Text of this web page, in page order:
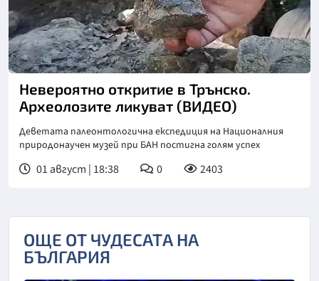
Невероятно откритие в Трънско.
Археолозите ликуват (ВИДЕО)
Деветата палеонтологична експедиция на Националния
природонаучен музей при БАН постигна голям успех
01 август | 18:38 0 2403
ОЩЕ ОТ ЧУДЕСАТА НА
БЪЛГАРИЯ